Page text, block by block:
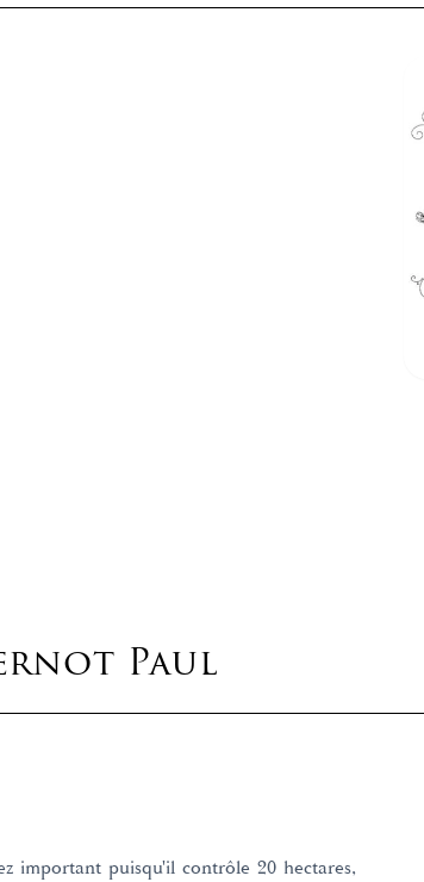
Paul
important puisqu'il contrôle 20 hectares,